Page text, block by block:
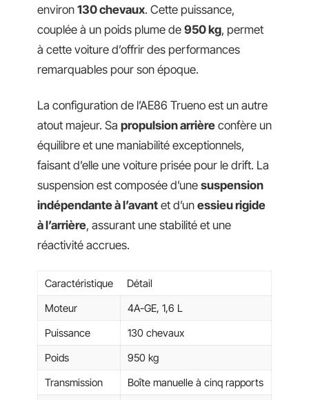
environ 130 chevaux. Cette puissance,
couplée à un poids plume de 950 kg, permet
à cette voiture d’offrir des performances
remarquables pour son époque.
La configuration de l’AE86 Trueno est un autre
atout majeur. Sa propulsion arrière confère un
équilibre et une maniabilité exceptionnels,
faisant d’elle une voiture prisée pour le drift. La
suspension est composée d’une suspension
indépendante à l’avant et d’un essieu rigide
à l’arrière, assurant une stabilité et une
réactivité accrues.
Caractéristique
Détail
Moteur
4A-GE, 1,6 L
Puissance
130 chevaux
Poids
950 kg
Transmission
Boîte manuelle à cinq rapports